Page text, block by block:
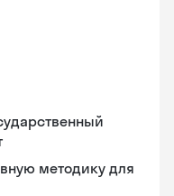
методику для